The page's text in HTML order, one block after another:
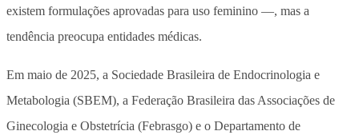
existem formulações aprovadas para uso feminino —, mas a
tendência preocupa entidades médicas.
Em maio de 2025, a Sociedade Brasileira de Endocrinologia e
Metabologia (SBEM), a Federação Brasileira das Associações de
Ginecologia e Obstetrícia (Febrasgo) e o Departamento de